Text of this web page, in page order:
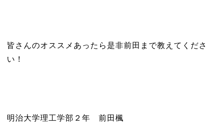
皆さんのオススメあったら是非前田まで教えてくださ
い！
明治大学理工学部２年 前田楓